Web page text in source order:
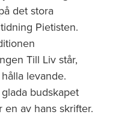
det stora
Pietisten.
Till Liv står,
levande.
budskapet
av hans skrifter.